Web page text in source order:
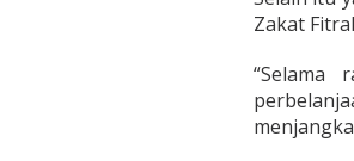
Zakat
“Selama